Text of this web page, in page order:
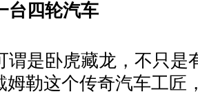
四轮汽车
是卧虎藏龙，不只是
姆勒这个传奇汽车工匠